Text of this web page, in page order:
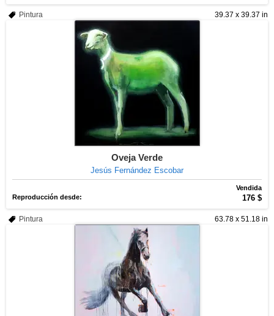
39.37 x 39.37 in
Pintura
Oveja Verde
Jesús Fernández Escobar
Vendida
Reproducción desde:
176 $
63.78 x 51.18 in
Pintura